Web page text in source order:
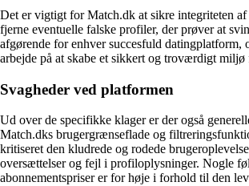
Det er vigtigt for Match.dk at sikre integriteten af
fjerne eventuelle falske profiler, der prøver at
afgørende for enhver succesfuld datingplatform,
arbejde på at skabe et sikkert og troværdigt miljø
Svagheder ved platformen
Ud over de specifikke klager er der også
Match.dks brugergrænseflade og
kritiseret den kludrede og rodede
oversættelser og fejl i profiloplysninger. Nogle
abonnementspriser er for høje i forhold til den